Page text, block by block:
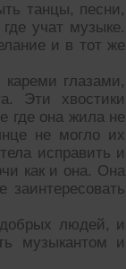
танцы, песни,
учат музыке.
и в тот же
глазами,
Эти хвостики
где она жила не
не могло их
исправить и
как и она. Она
людей, и
музыкантом и